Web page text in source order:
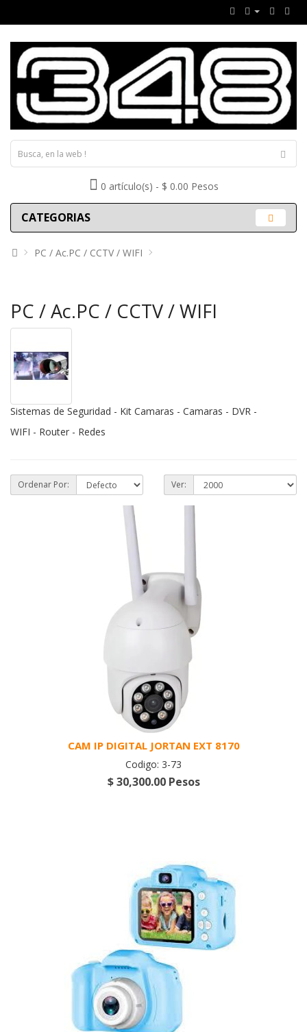
0 artículo(s) - $ 0.00 Pesos
CATEGORIAS
PC / Ac.PC / CCTV / WIFI
PC / Ac.PC / CCTV / WIFI
Sistemas de Seguridad - Kit Camaras - Camaras - DVR -
WIFI - Router - Redes
Ordenar Por: Ver:
CAM IP DIGITAL JORTAN EXT 8170
Codigo: 3-73
$ 30,300.00 Pesos